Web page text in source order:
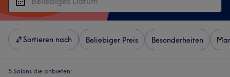
Sortieren nach Beliebiger Preis Besonderheiten
5 Salons die anbieten: